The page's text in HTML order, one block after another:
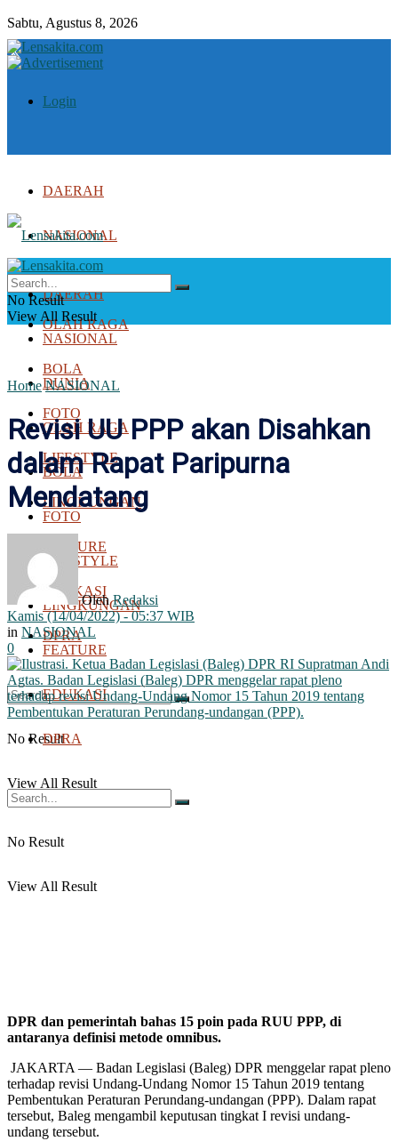
Sabtu, Agustus 8, 2026
Login
DAERAH
NASIONAL
DUNIA
OLAH RAGA
BOLA
FOTO
LIFESTYLE
LINGKUNGAN
FEATURE
EDUKASI
DPRA
No Result
View All Result
DAERAH
NASIONAL
DUNIA
OLAH RAGA
BOLA
FOTO
LIFESTYLE
LINGKUNGAN
FEATURE
EDUKASI
DPRA
No Result
View All Result
No Result
View All Result
Home NASIONAL
Revisi UU PPP akan Disahkan
dalam Rapat Paripurna
Mendatang
Oleh Redaksi
Kamis (14/04/2022) - 05:37 WIB
in NASIONAL
0
DPR dan pemerintah bahas 15 poin pada RUU PPP, di
antaranya definisi metode omnibus.
JAKARTA — Badan Legislasi (Baleg) DPR menggelar rapat pleno
terhadap revisi Undang-Undang Nomor 15 Tahun 2019 tentang
Pembentukan Peraturan Perundang-undangan (PPP). Dalam rapat
tersebut, Baleg mengambil keputusan tingkat I revisi undang-
undang tersebut.